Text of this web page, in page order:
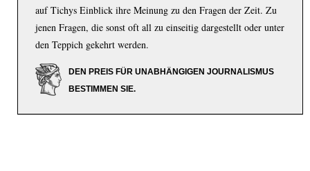
auf Tichys Einblick ihre Meinung zu den Fragen der Zeit. Zu
jenen Fragen, die sonst oft all zu einseitig dargestellt oder unter
den Teppich gekehrt werden.
DEN PREIS FÜR UNABHÄNGIGEN JOURNALISMUS
BESTIMMEN SIE.